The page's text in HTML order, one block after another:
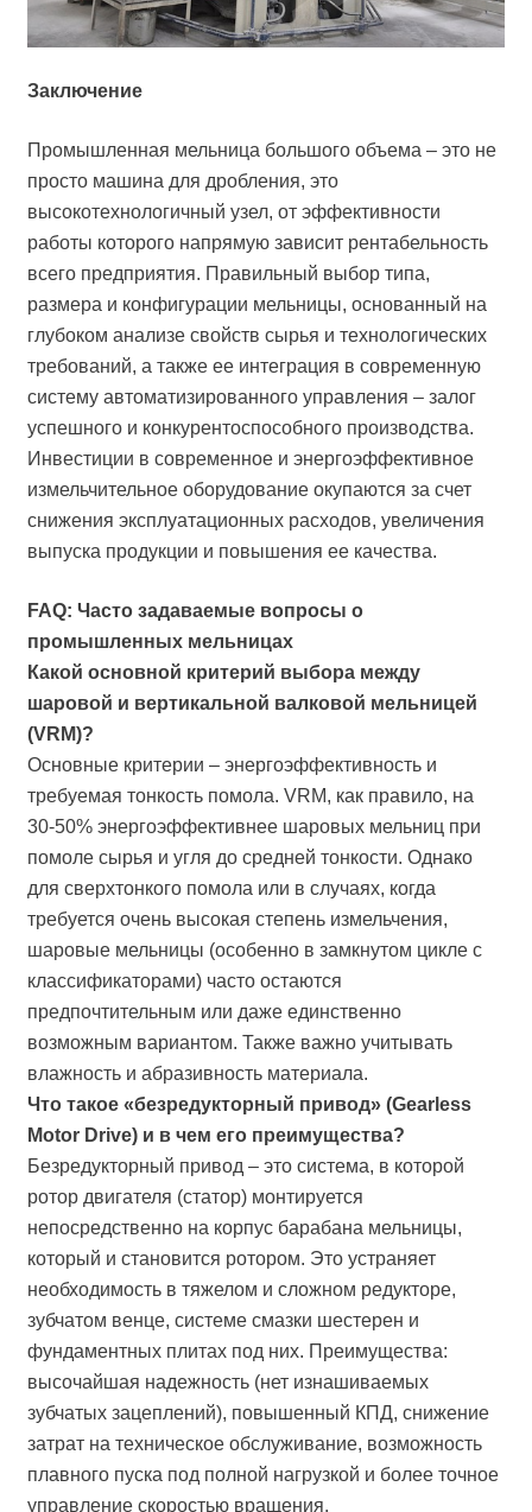
Заключение
Промышленная мельница большого объема – это не
просто машина для дробления, это
высокотехнологичный узел, от эффективности
работы которого напрямую зависит рентабельность
всего предприятия. Правильный выбор типа,
размера и конфигурации мельницы, основанный на
глубоком анализе свойств сырья и технологических
требований, а также ее интеграция в современную
систему автоматизированного управления – залог
успешного и конкурентоспособного производства.
Инвестиции в современное и энергоэффективное
измельчительное оборудование окупаются за счет
снижения эксплуатационных расходов, увеличения
выпуска продукции и повышения ее качества.
FAQ: Часто задаваемые вопросы о
промышленных мельницах
Какой основной критерий выбора между
шаровой и вертикальной валковой мельницей
(VRM)?
Основные критерии – энергоэффективность и
требуемая тонкость помола. VRM, как правило, на
30-50% энергоэффективнее шаровых мельниц при
помоле сырья и угля до средней тонкости. Однако
для сверхтонкого помола или в случаях, когда
требуется очень высокая степень измельчения,
шаровые мельницы (особенно в замкнутом цикле с
классификаторами) часто остаются
предпочтительным или даже единственно
возможным вариантом. Также важно учитывать
влажность и абразивность материала.
Что такое «безредукторный привод» (Gearless
Motor Drive) и в чем его преимущества?
Безредукторный привод – это система, в которой
ротор двигателя (статор) монтируется
непосредственно на корпус барабана мельницы,
который и становится ротором. Это устраняет
необходимость в тяжелом и сложном редукторе,
зубчатом венце, системе смазки шестерен и
фундаментных плитах под них. Преимущества:
высочайшая надежность (нет изнашиваемых
зубчатых зацеплений), повышенный КПД, снижение
затрат на техническое обслуживание, возможность
плавного пуска под полной нагрузкой и более точное
управление скоростью вращения.